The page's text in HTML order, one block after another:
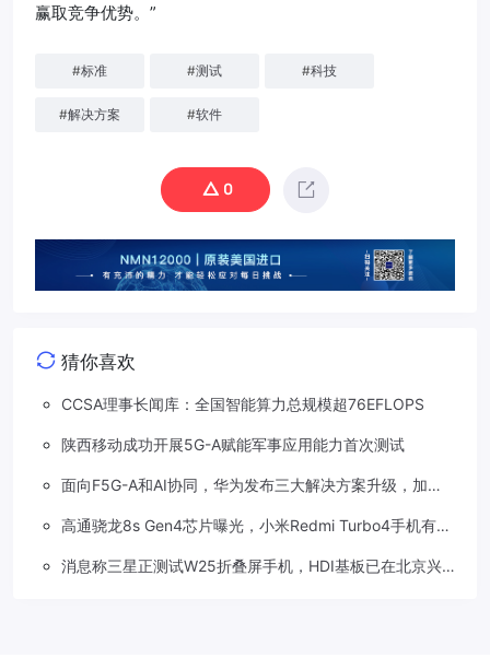
赢取竞争优势。”
#标准 #测试 #科技
#解决方案 #软件
0
猜你喜欢
CCSA理事长闻库：全国智能算力总规模超76EFLOPS
陕西移动成功开展5G-A赋能军事应用能力首次测试
面向F5G-A和AI协同，华为发布三大解决方案升级，加速
高通骁龙8s Gen4芯片曝光，小米Redmi Turbo4手机有望
消息称三星正测试W25折叠屏手机，HDI基板已在北京兴